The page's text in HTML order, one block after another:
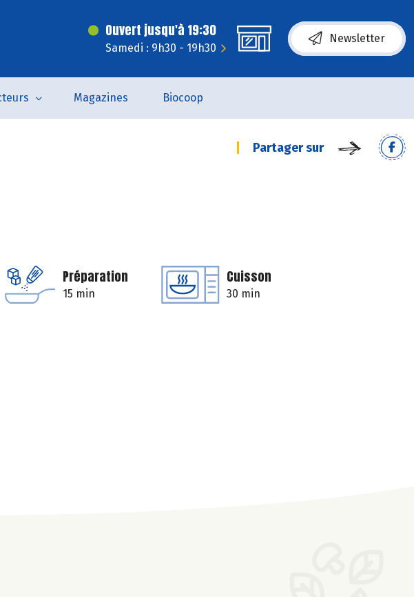
Ouvert jusqu'à 19:30
Samedi : 9h30 - 19h30
Newsletter
Magazines Biocoop
Partager sur
Préparation
15 min
Cuisson
30 min